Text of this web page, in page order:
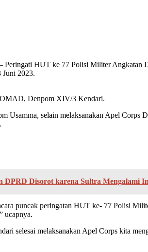
Peringati HUT ke 77 Polisi Militer Angkatan
2023.
Denpom XIV/3 Kendari.
Usamma, selain melaksanakan Apel
DPRD Disorot karena Sultra Mengalami
puncak peringatan HUT ke- 77 Polisi
ucapnya.
selesai melaksanakan Apel Corps kita